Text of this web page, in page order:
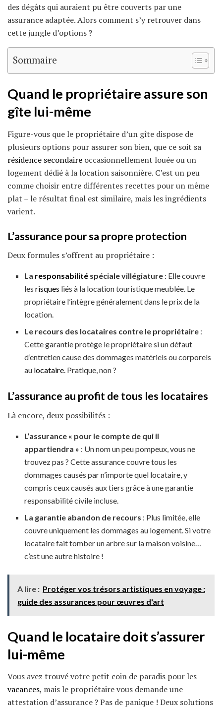
des dégâts qui auraient pu être couverts par une
assurance adaptée. Alors comment s’y retrouver dans
cette jungle d’options ?
Sommaire
Quand le propriétaire assure son
gîte lui-même
Figure-vous que le propriétaire d’un gîte dispose de
plusieurs options pour assurer son bien, que ce soit sa
résidence secondaire occasionnellement louée ou un
logement dédié à la location saisonnière. C’est un peu
comme choisir entre différentes recettes pour un même
plat – le résultat final est similaire, mais les ingrédients
varient.
L’assurance pour sa propre protection
Deux formules s’offrent au propriétaire :
La responsabilité spéciale villégiature : Elle couvre
lesrisques liés à la location touristique meublée. Le
propriétaire l’intègre généralement dans le prix de la
location.
Le recours des locataires contre le propriétaire :
Cette garantie protège le propriétaire si un défaut
d’entretien cause des dommages matériels ou corporels
au locataire. Pratique, non ?
L’assurance au profit de tous les locataires
Là encore, deux possibilités :
L’assurance « pour le compte de qui il
appartiendra » : Un nom un peu pompeux, vous ne
trouvez pas ? Cette assurance couvre tous les
dommages causés par n’importe quel locataire, y
compris ceux causés aux tiers grâce à une garantie
responsabilité civile incluse.
La garantie abandon de recours : Plus limitée, elle
couvre uniquement les dommages au logement. Si votre
locataire fait tomber un arbre sur la maison voisine…
c’est une autre histoire !
A lire : Protéger vos trésors artistiques en voyage :
guide des assurances pour œuvres d'art
Quand le locataire doit s’assurer
lui-même
Vous avez trouvé votre petit coin de paradis pour les
vacances, mais le propriétaire vous demande une
attestation d’assurance ? Pas de panique ! Deux solutions